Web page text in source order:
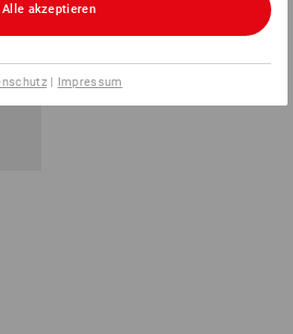
Alle akzeptieren
| Impressum